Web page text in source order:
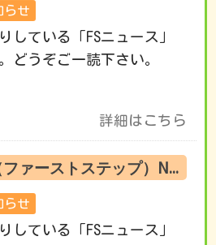
らせ
している「FSニュース」
どうぞご一読下さい。
詳細はこちら
FSニュース（ファーストステップ）No.221 7月の活動です
らせ
している「FSニュース」